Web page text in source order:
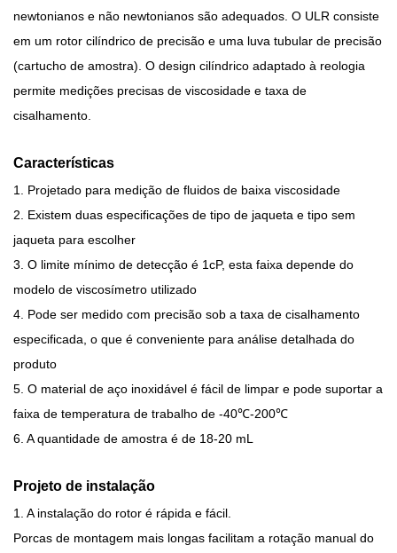
newtonianos e não newtonianos são adequados. O ULR consiste
em um rotor cilíndrico de precisão e uma luva tubular de precisão
(cartucho de amostra). O design cilíndrico adaptado à reologia
permite medições precisas de viscosidade e taxa de
cisalhamento.
Características
1. Projetado para medição de fluidos de baixa viscosidade
2. Existem duas especificações de tipo de jaqueta e tipo sem
jaqueta para escolher
3. O limite mínimo de detecção é 1cP, esta faixa depende do
modelo de viscosímetro utilizado
4. Pode ser medido com precisão sob a taxa de cisalhamento
especificada, o que é conveniente para análise detalhada do
produto
5. O material de aço inoxidável é fácil de limpar e pode suportar a
faixa de temperatura de trabalho de -40℃-200℃
6. A quantidade de amostra é de 18-20 mL
Projeto de instalação
1. A instalação do rotor é rápida e fácil.
Porcas de montagem mais longas facilitam a rotação manual do